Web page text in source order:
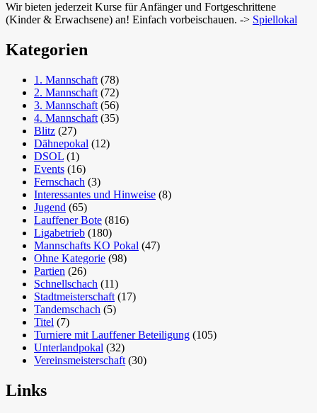
Wir bieten jederzeit Kurse für Anfänger und Fortgeschrittene
(Kinder & Erwachsene) an! Einfach vorbeischauen. -> Spiellokal
Kategorien
1. Mannschaft (78)
2. Mannschaft (72)
3. Mannschaft (56)
4. Mannschaft (35)
Blitz (27)
Dähnepokal (12)
DSOL (1)
Events (16)
Fernschach (3)
Interessantes und Hinweise (8)
Jugend (65)
Lauffener Bote (816)
Ligabetrieb (180)
Mannschafts KO Pokal (47)
Ohne Kategorie (98)
Partien (26)
Schnellschach (11)
Stadtmeisterschaft (17)
Tandemschach (5)
Titel (7)
Turniere mit Lauffener Beteiligung (105)
Unterlandpokal (32)
Vereinsmeisterschaft (30)
Links